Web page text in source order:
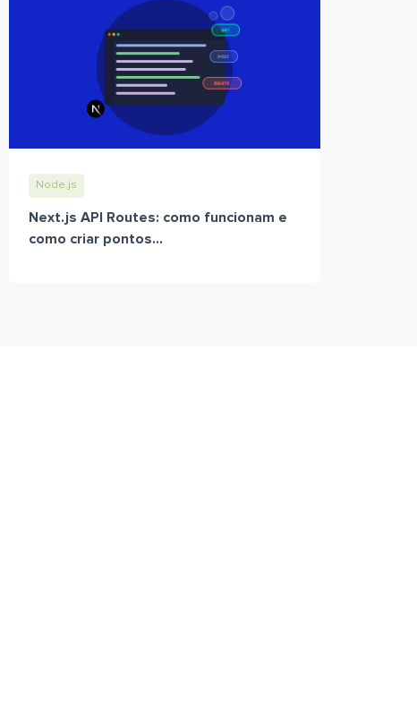
Node.js
Next.js API Routes: como funcionam e
como criar pontos...